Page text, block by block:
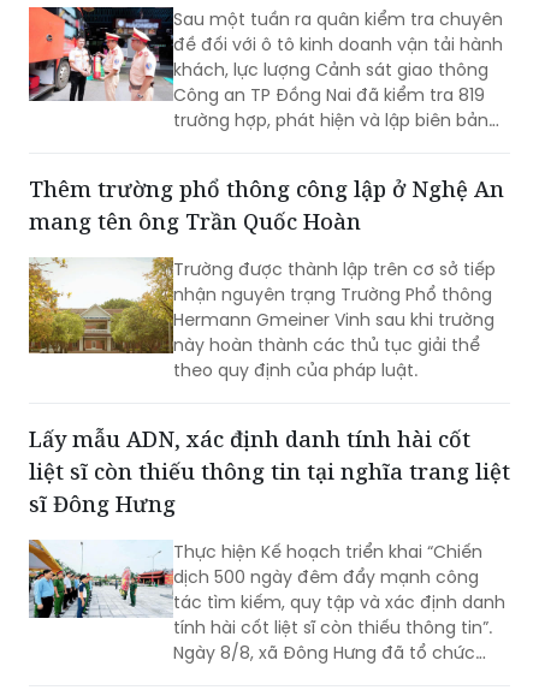
Sau một tuần ra quân kiểm tra chuyên
đề đối với ô tô kinh doanh vận tải hành
khách, lực lượng Cảnh sát giao thông
Công an TP Đồng Nai đã kiểm tra 819
trường hợp, phát hiện và lập biên bản
hóa trong khoang hành khách, chạy
quá tốc độ và dừng, đỗ không đúng nơi
Thêm trường phổ thông công lập ở Nghệ An
mang tên ông Trần Quốc Hoàn
Trường được thành lập trên cơ sở tiếp
nhận nguyên trạng Trường Phổ thông
Hermann Gmeiner Vinh sau khi trường
này hoàn thành các thủ tục giải thể
theo quy định của pháp luật.
Lấy mẫu ADN, xác định danh tính hài cốt
liệt sĩ còn thiếu thông tin tại nghĩa trang liệt
sĩ Đông Hưng
Thực hiện Kế hoạch triển khai “Chiến
dịch 500 ngày đêm đẩy mạnh công
tác tìm kiếm, quy tập và xác định danh
tính hài cốt liệt sĩ còn thiếu thông tin”.
Ngày 8/8, xã Đông Hưng đã tổ chức